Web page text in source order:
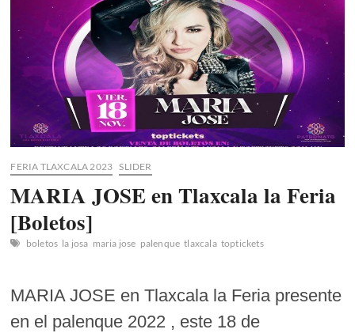
FERIA TLAXCALA 2023 SLIDER
MARIA JOSE en Tlaxcala la Feria
[Boletos]
boletos la josa maria jose palenque tlaxcala toptickets
MARIA JOSE en Tlaxcala la Feria presente
en el palenque 2022 , este 18 de